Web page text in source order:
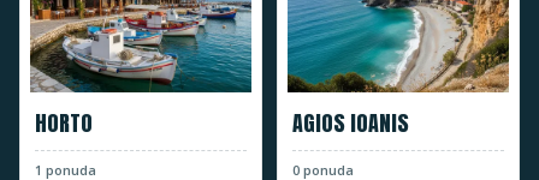
HORTO
1 ponuda
AGIOS IOANIS
0 ponuda